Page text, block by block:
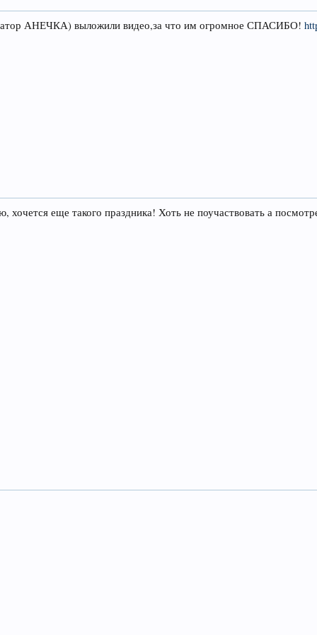
АНЕЧКА) выложили видео,за что им огромное СПАСИБО!
хочется еще такого праздника! Хоть не поучаствовать а